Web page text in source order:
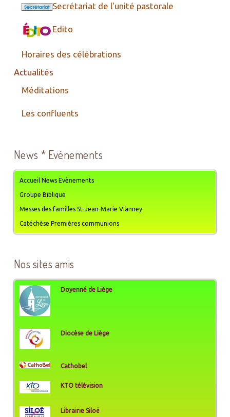
Secrétariat de l'unité pastorale
Edito
Horaires des célébrations
Actualités
Méditations
Les confluents
News * Evènements
Accueil News Evènements
Groupe Biblique
Messes des familles St-Jean-Marie Vianney
Catéchèse Premières communions
Nos sites amis
Doyenné de Liège
Diocèse de Liège
Cathobel
KTO télévision
Librairie Siloë